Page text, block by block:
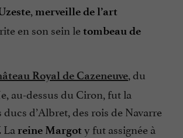
, merveille de l’art
en son sein letombeau de
Royal de Cazeneuve, du
au-dessus du Ciron, fut la
d’Albret, des rois de Navarre
La reine Margot y fut assignée à